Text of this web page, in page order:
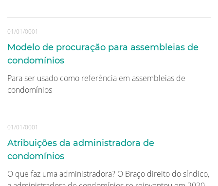
01/01/0001
Modelo de procuração para assembleias de
condomínios
Para ser usado como referência em assembleias de
condomínios
01/01/0001
Atribuições da administradora de
condomínios
O que faz uma administradora? O Braço direito do síndico,